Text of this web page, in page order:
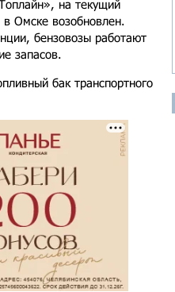
на текущий
в Омске возобновлен.
бензовозы работают
запасов.
бак транспортного